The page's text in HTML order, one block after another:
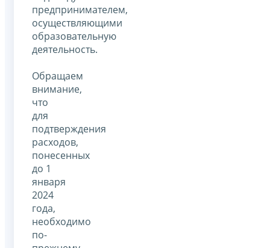
предпринимателем,
осуществляющими
образовательную
деятельность.
Обращаем
внимание,
что
для
подтверждения
расходов,
понесенных
до 1
января
2024
года,
необходимо
по-